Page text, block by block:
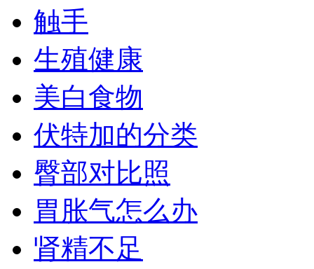
触手
生殖健康
美白食物
伏特加的分类
臀部对比照
胃胀气怎么办
肾精不足